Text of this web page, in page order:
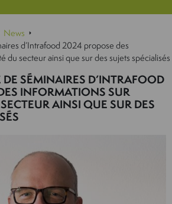
News
d’Intrafood 2024 propose des
du secteur ainsi que sur des sujets spécialisés
SÉMINAIRES D’INTRAFOOD
INFORMATIONS SUR
AINSI QUE SUR DES